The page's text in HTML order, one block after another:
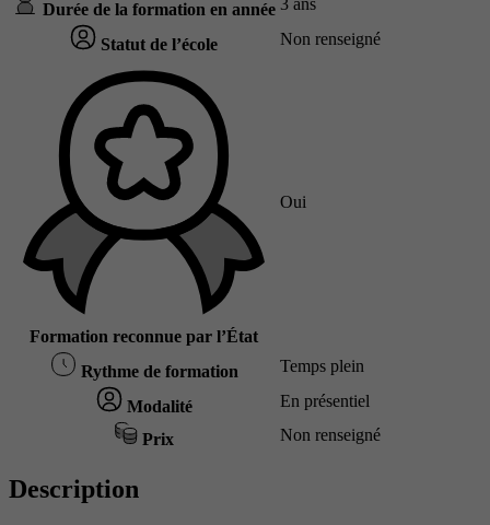
Durée de la formation en année 3 ans
Statut de l’école Non renseigné
Formation reconnue par l’État
Oui
Rythme de formation Temps plein
Modalité En présentiel
Prix Non renseigné
Description